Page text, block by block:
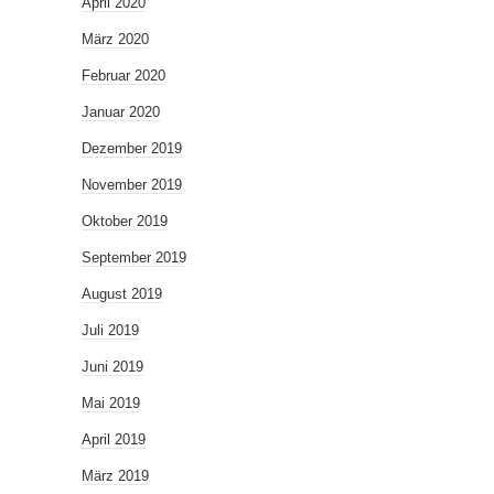
März 2020
Februar 2020
Januar 2020
Dezember 2019
November 2019
Oktober 2019
September 2019
August 2019
Juli 2019
Juni 2019
Mai 2019
April 2019
März 2019